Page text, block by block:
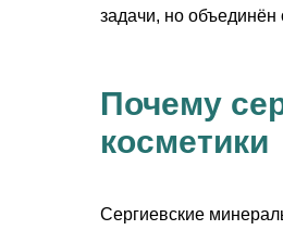
задачи, но
Почему
косметики
Сергиевские